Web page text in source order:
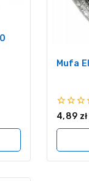
Mufa
0
5
4,89 zł